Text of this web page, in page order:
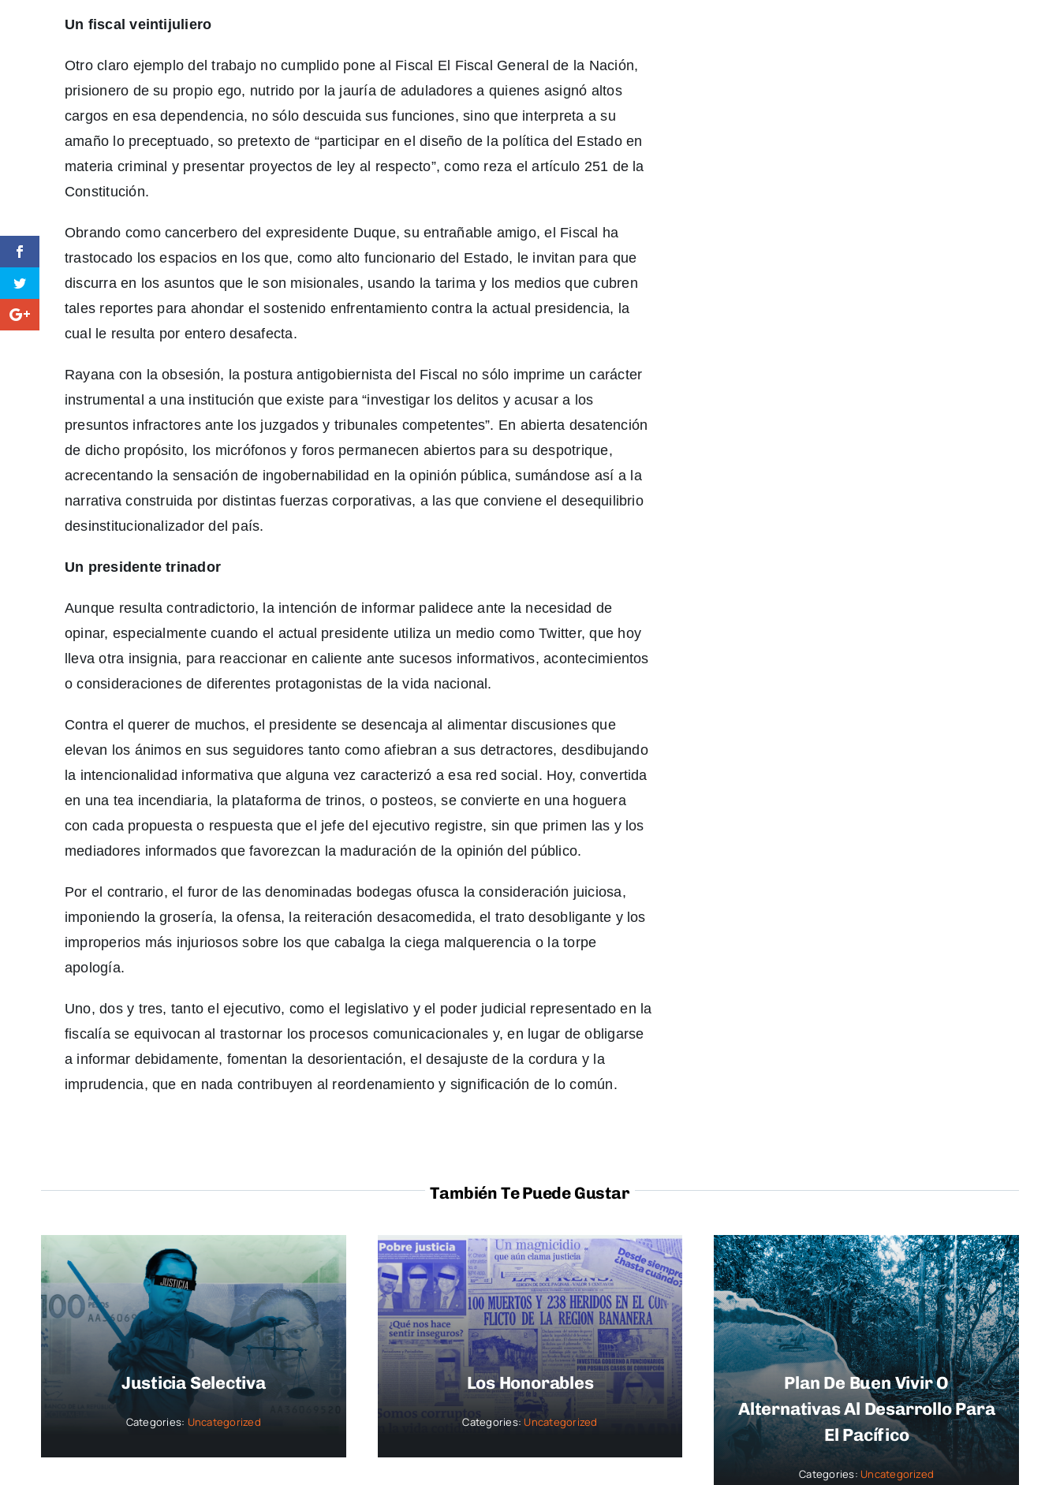
Un fiscal veintijuliero
Otro claro ejemplo del trabajo no cumplido pone al Fiscal El Fiscal General de la Nación,
prisionero de su propio ego, nutrido por la jauría de aduladores a quienes asignó altos
cargos en esa dependencia, no sólo descuida sus funciones, sino que interpreta a su
amaño lo preceptuado, so pretexto de “participar en el diseño de la política del Estado en
materia criminal y presentar proyectos de ley al respecto”, como reza el artículo 251 de la
Constitución.
Obrando como cancerbero del expresidente Duque, su entrañable amigo, el Fiscal ha
trastocado los espacios en los que, como alto funcionario del Estado, le invitan para que
discurra en los asuntos que le son misionales, usando la tarima y los medios que cubren
tales reportes para ahondar el sostenido enfrentamiento contra la actual presidencia, la
cual le resulta por entero desafecta.
Rayana con la obsesión, la postura antigobiernista del Fiscal no sólo imprime un carácter
instrumental a una institución que existe para “investigar los delitos y acusar a los
presuntos infractores ante los juzgados y tribunales competentes”. En abierta desatención
de dicho propósito, los micrófonos y foros permanecen abiertos para su despotrique,
acrecentando la sensación de ingobernabilidad en la opinión pública, sumándose así a la
narrativa construida por distintas fuerzas corporativas, a las que conviene el desequilibrio
desinstitucionalizador del país.
Un presidente trinador
Aunque resulta contradictorio, la intención de informar palidece ante la necesidad de
opinar, especialmente cuando el actual presidente utiliza un medio como Twitter, que hoy
lleva otra insignia, para reaccionar en caliente ante sucesos informativos, acontecimientos
o consideraciones de diferentes protagonistas de la vida nacional.
Contra el querer de muchos, el presidente se desencaja al alimentar discusiones que
elevan los ánimos en sus seguidores tanto como afiebran a sus detractores, desdibujando
la intencionalidad informativa que alguna vez caracterizó a esa red social. Hoy, convertida
en una tea incendiaria, la plataforma de trinos, o posteos, se convierte en una hoguera
con cada propuesta o respuesta que el jefe del ejecutivo registre, sin que primen las y los
mediadores informados que favorezcan la maduración de la opinión del público.
Por el contrario, el furor de las denominadas bodegas ofusca la consideración juiciosa,
imponiendo la grosería, la ofensa, la reiteración desacomedida, el trato desobligante y los
improperios más injuriosos sobre los que cabalga la ciega malquerencia o la torpe
apología.
Uno, dos y tres, tanto el ejecutivo, como el legislativo y el poder judicial representado en la
fiscalía se equivocan al trastornar los procesos comunicacionales y, en lugar de obligarse
a informar debidamente, fomentan la desorientación, el desajuste de la cordura y la
imprudencia, que en nada contribuyen al reordenamiento y significación de lo común.
También Te Puede Gustar
Justicia Selectiva
Categories: Uncategorized
Los Honorables
Categories:Uncategorized
Plan De Buen Vivir O
Alternativas Al Desarrollo Para
El Pacífico
Categories:Uncategorized